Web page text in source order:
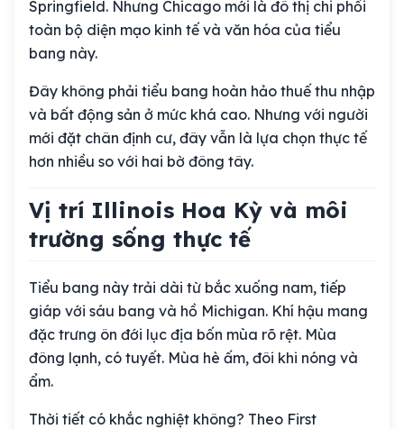
Springfield. Nhưng Chicago mới là đô thị chi phối
toàn bộ diện mạo kinh tế và văn hóa của tiểu
bang này.
Đây không phải tiểu bang hoàn hảo thuế thu nhập
và bất động sản ở mức khá cao. Nhưng với người
mới đặt chân định cư, đây vẫn là lựa chọn thực tế
hơn nhiều so với hai bờ đông tây.
Vị trí Illinois Hoa Kỳ và môi
trường sống thực tế
Tiểu bang này trải dài từ bắc xuống nam, tiếp
giáp với sáu bang và hồ Michigan. Khí hậu mang
đặc trưng ôn đới lục địa bốn mùa rõ rệt. Mùa
đông lạnh, có tuyết. Mùa hè ấm, đôi khi nóng và
ẩm.
Thời tiết có khắc nghiệt không? Theo First